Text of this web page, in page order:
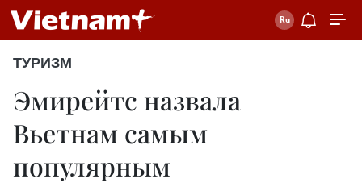
ТУРИЗМ
Эмирейтс назвала
Вьетнам самым
популярным